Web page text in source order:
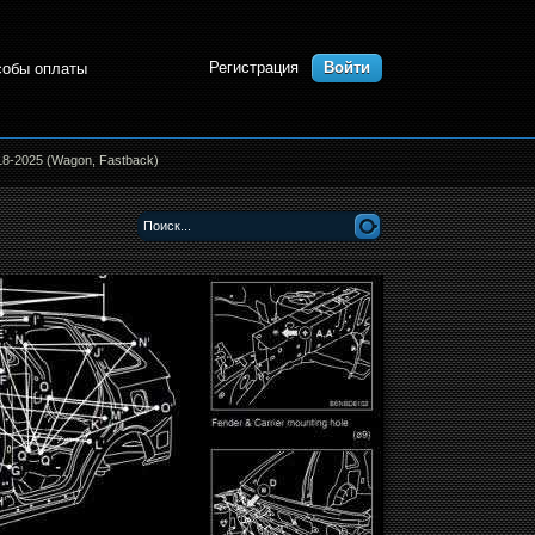
оплаты Регистрация Войти
2025 (Wagon, Fastback)